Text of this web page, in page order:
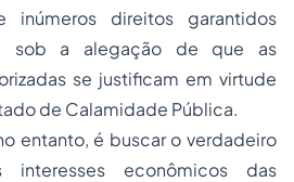
direitos garantidos
sob a alegação de que as
se justificam em virtude
de Calamidade Pública.
entanto, é buscar o verdadeiro
interesses econômicos das